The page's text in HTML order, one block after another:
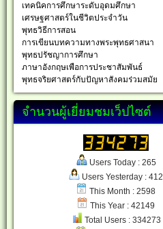
เทคนิคการศึกษาระดับอุดมศึกษา
เศรษฐศาสตร์ในชีวิตประจำวัน
พุทธวิธีการสอน
การเขียนบทความทางพระพุทธศาสนา
พุทธปรัชญาการศึกษา
ภาษาอังกฤษเพือการประชาสัมพันธ์
พุทธจริยศาสตร์กับปัญหาสังคมร่วมสมัย
จำนวนผู้เยี่ยมชมเว็ปไซต์
Users Today : 265
Users Yesterday : 412
This Month : 2598
This Year : 42149
Total Users : 334273